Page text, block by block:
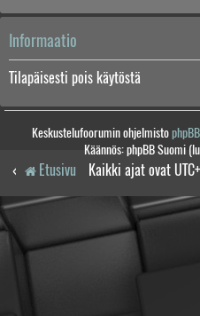
Informaatio
Tilapäisesti pois käytöstä
Keskustelufoorumin ohjelmistophpBB
Käännös: phpBB Suomi
Etusivu Kaikki ajat ovat